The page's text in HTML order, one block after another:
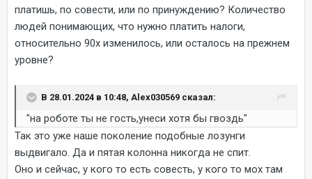
платишь, по совести, или по принуждению? Количество
людей понимающих, что нужно платить налоги,
относительно 90х изменилось, или осталось на прежнем
уровне?
В 28.01.2024 в 10:48, Alex030569 сказал:
"на роботе ты не гость,унеси хотя бы гвоздь"
Так это уже наше поколение подобные лозунги
выдвигало. Да и пятая колонна никогда не спит.
Оно и сейчас, у кого то есть совесть, у кого то мох там